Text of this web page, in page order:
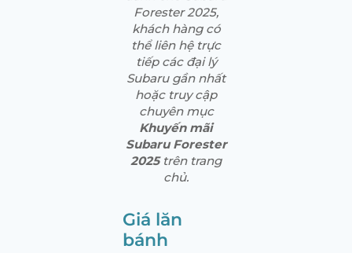
Forester 2025,
khách hàng có
thể liên hệ trực
tiếp các đại lý
Subaru gần nhất
hoặc truy cập
chuyên mục
Khuyến mãi
Subaru Forester
2025trên trang
chủ.
Giá lăn
bánh